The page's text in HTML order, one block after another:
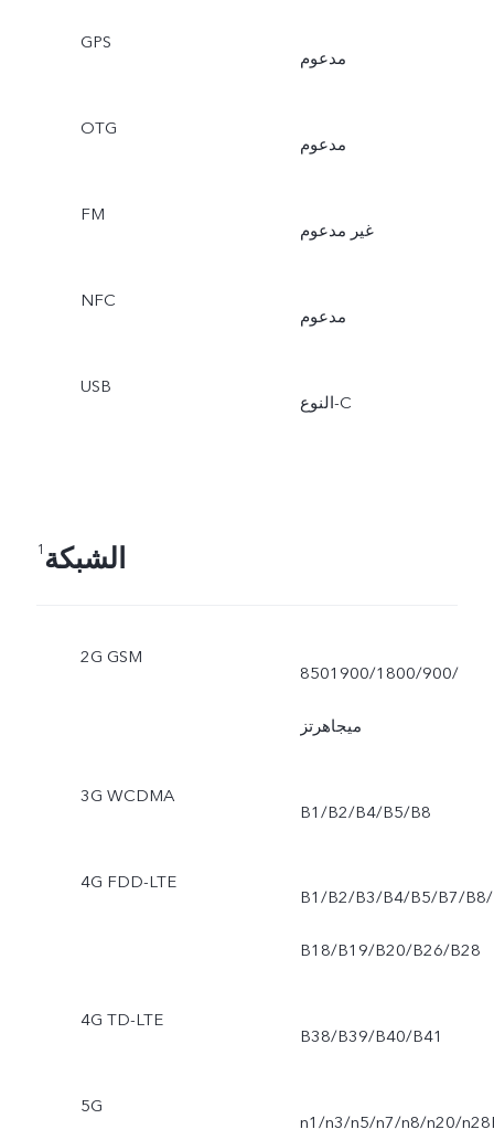
GPS
مدعوم
OTG
مدعوم
FM
غير مدعوم
NFC
مدعوم
USB
النوع-C
الشبكة 1
2G GSM
850‏/900‏/1800‏/1900
ميجاهرتز
3G WCDMA
B1/B2/B4/B5/B8
4G FDD-LTE
B1/B2/B3/B4/B5/B7/B8/
B18/B19/B20/B26/B28
4G TD-LTE
B38/B39/B40/B41
5G
n1/n3/n5/n7/n8/n20/